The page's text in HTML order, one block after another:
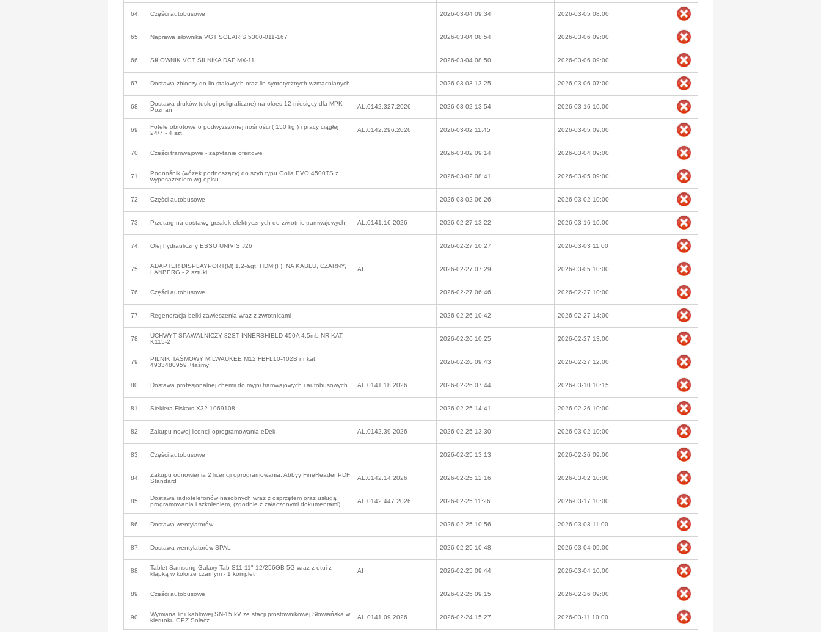
64. Części autobusowe 2026-03-04 09:34 2026-03-05 08:00
65. Naprawa siłownika VGT SOLARIS 5300-011-167 2026-03-04 08:54 2026-03-06 09:00
66. SIŁOWNIK VGT SILNIKA DAF MX-11 2026-03-04 08:50 2026-03-06 09:00
67. Dostawa zbloczy do lin stalowych oraz lin syntetycznych wzmacnianych 2026-03-03 13:25 2026-03-06 07:00
68.
Dostawa druków (usługi poligraficzne) na okres 12 miesięcy dla MPK
Poznań
AL.0142.327.2026 2026-03-02 13:54 2026-03-16 10:00
69.
Fotele obrotowe o podwyższonej nośności ( 150 kg ) i pracy ciągłej
24/7 - 4 szt.
AL.0142.296.2026 2026-03-02 11:45 2026-03-05 09:00
70. Części tramwajowe - zapytanie ofertowe 2026-03-02 09:14 2026-03-04 09:00
71.
Podnośnik (wózek podnoszący) do szyb typu Golia EVO 4500TS z
wyposażeniem wg opisu
2026-03-02 08:41 2026-03-05 09:00
72. Części autobusowe 2026-03-02 06:26 2026-03-02 10:00
73. Przetarg na dostawę grzałek elektrycznych do zwrotnic tramwajowych AL.0141.16.2026 2026-02-27 13:22 2026-03-16 10:00
74. Olej hydrauliczny ESSO UNIVIS J26 2026-02-27 10:27 2026-03-03 11:00
75.
ADAPTER DISPLAYPORT(M) 1.2-&gt; HDMI(F), NA KABLU, CZARNY,
LANBERG - 2 sztuki
AI 2026-02-27 07:29 2026-03-05 10:00
76. Części autobusowe 2026-02-27 06:46 2026-02-27 10:00
77. Regeneracja belki zawieszenia wraz z zwrotnicami 2026-02-26 10:42 2026-02-27 14:00
78.
UCHWYT SPAWALNICZY 82ST INNERSHIELD 450A 4,5mb NR KAT.
K115-2
2026-02-26 10:25 2026-02-27 13:00
79.
PILNIK TAŚMOWY MILWAUKEE M12 FBFL10-402B nr kat.
4933480959 +taśmy
2026-02-26 09:43 2026-02-27 12:00
80. Dostawa profesjonalnej chemii do myjni tramwajowych i autobusowych AL.0141.18.2026 2026-02-26 07:44 2026-03-10 10:15
81. Siekiera Fiskars X32 1069108 2026-02-25 14:41 2026-02-26 10:00
82. Zakupu nowej licencji oprogramowania eDek AL.0142.39.2026 2026-02-25 13:30 2026-03-02 10:00
83. Części autobusowe 2026-02-25 13:13 2026-02-26 09:00
84.
Zakupu odnowienia 2 licencji oprogramowania: Abbyy FineReader PDF
Standard
AL.0142.14.2026 2026-02-25 12:16 2026-03-02 10:00
85.
Dostawa radiotelefonów nasobnych wraz z osprzętem oraz usługą
programowania i szkoleniem, (zgodnie z załączonymi dokumentami)
AL.0142.447.2026 2026-02-25 11:26 2026-03-17 10:00
86. Dostawa wentylatorów 2026-02-25 10:56 2026-03-03 11:00
87. Dostawa wentylatorów SPAL 2026-02-25 10:48 2026-03-04 09:00
88.
Tablet Samsung Galaxy Tab S11 11" 12/256GB 5G wraz z etui z
klapką w kolorze czarnym - 1 komplet
AI 2026-02-25 09:44 2026-03-04 10:00
89. Części autobusowe 2026-02-25 09:15 2026-02-26 09:00
90.
Wymiana linii kablowej SN-15 kV ze stacji prostownikowej Słowiańska w
kierunku GPZ Sołacz
AL.0141.09.2026 2026-02-24 15:27 2026-03-11 10:00